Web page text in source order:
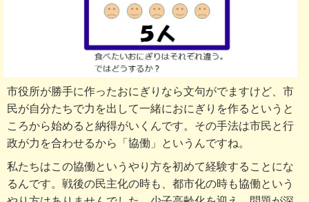
市役所が勝手に作ったおにぎりなら文句がでますけど、市
民が自分たちで力を出して一緒におにぎりを作るというと
ころから始めると納得がいくんです。その手法は市民と行
政が力を合わせるから「協働」というんですね。
私たちはこの協働というやり方を初めて経験することにな
るんです。戦後の民主化の時も、都市化の時も協働という